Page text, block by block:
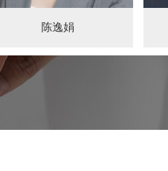
陈逸娟